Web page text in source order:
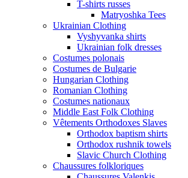
T-shirts russes
Matryoshka Tees
Ukrainian Clothing
Vyshyvanka shirts
Ukrainian folk dresses
Costumes polonais
Costumes de Bulgarie
Hungarian Clothing
Romanian Clothing
Costumes nationaux
Middle East Folk Clothing
Vêtements Orthodoxes Slaves
Orthodox baptism shirts
Orthodox rushnik towels
Slavic Church Clothing
Chaussures folkloriques